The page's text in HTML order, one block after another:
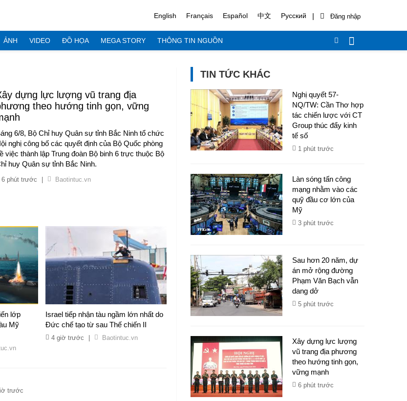
English Français Español 中文 Русский |
ẢNH VIDEO ĐỒ HỌA MEGA STORY THÔNG TIN NGUỒN
dựng lực lượng vũ trang địa
theo hướng tinh gọn, vững
6/8, Bộ Chỉ huy Quân sự tỉnh Bắc Ninh tổ chức
nghị công bố các quyết định của Bộ Quốc phòng
việc thành lập Trung đoàn Bộ binh 6 trực thuộc Bộ
huy Quân sự tỉnh Bắc Ninh.
6 phút trước Baotintuc.vn
lớp
Mỹ
Israel tiếp nhận tàu ngầm lớn nhất do
Đức chế tạo từ sau Thế chiến II
4 giờ trước Baotintuc.vn
trước
TIN TỨC KHÁC
Nghị quyết 57-
NQ/TW: Cần Thơ hợp
tác chiến lược với CT
Group thúc đẩy kinh
tế số
1 phút trước
Làn sóng tấn công
mạng nhằm vào các
quỹ đầu cơ lớn của
Mỹ
3 phút trước
Sau hơn 20 năm, dự
án mở rộng đường
Phạm Văn Bạch vẫn
dang dở
5 phút trước
Xây dựng lực lượng
vũ trang địa phương
theo hướng tinh gọn,
vững mạnh
6 phút trước